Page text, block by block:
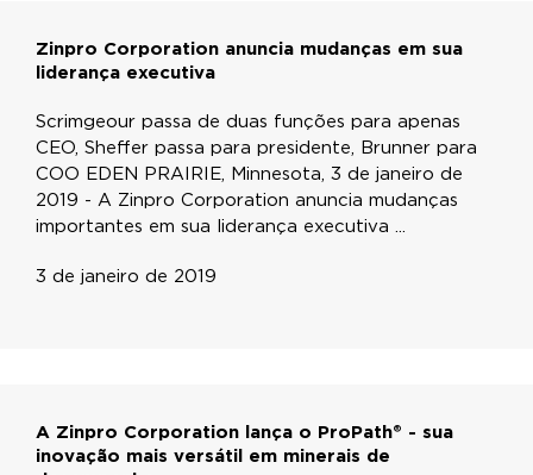
Zinpro Corporation anuncia mudanças em sua
liderança executiva
Scrimgeour passa de duas funções para apenas
CEO, Sheffer passa para presidente, Brunner para
COO EDEN PRAIRIE, Minnesota, 3 de janeiro de
2019 - A Zinpro Corporation anuncia mudanças
importantes em sua liderança executiva ...
3 de janeiro de 2019
A Zinpro Corporation lança o ProPath® - sua
inovação mais versátil em minerais de